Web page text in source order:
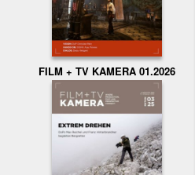
FILM + TV KAMERA 01.2026